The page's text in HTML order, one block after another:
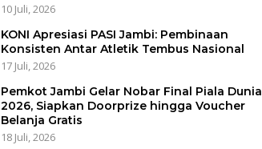
10 Juli, 2026
KONI Apresiasi PASI Jambi: Pembinaan
Konsisten Antar Atletik Tembus Nasional
17 Juli, 2026
Pemkot Jambi Gelar Nobar Final Piala Dunia
2026, Siapkan Doorprize hingga Voucher
Belanja Gratis
18 Juli, 2026